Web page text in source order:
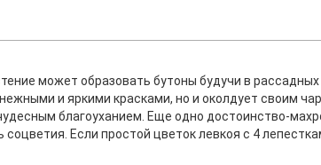
может образовать бутоны будучи в
и яркими красками, но и околдует своим
благоуханием. Еще одно достоинство-
Если простой цветок левкоя с 4